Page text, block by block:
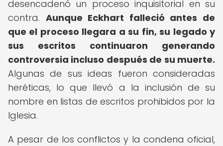
desencadenó un proceso inquisitorial en su
contra. Aunque Eckhart falleció antes de
que el proceso llegara a su fin, su legado y
sus escritos continuaron generando
controversia incluso después de su muerte.
Algunas de sus ideas fueron consideradas
heréticas, lo que llevó a la inclusión de su
nombre en listas de escritos prohibidos por la
Iglesia.
A pesar de los conflictos y la condena oficial,